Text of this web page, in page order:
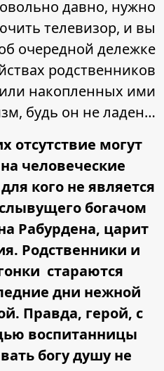
давно, нужно
телевизор, и вы
очередной дележке
родственников
накопленных ими
будь он не ладен…
отсутствие могут
человеческие
кого не является
богачом
Рабурдена, царит
Родственники и
стараются
дни нежной
Правда, герой, с
воспитанницы
богу душу не